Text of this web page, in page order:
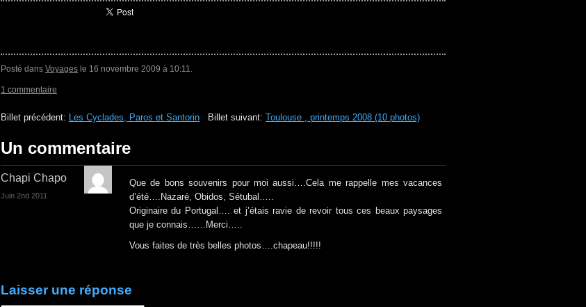
Posté dans Voyages le 16 novembre 2009 à 10:11.
1 commentaire
Billet précédent: Les Cyclades, Paros et Santorin Billet suivant: Toulouse , printemps 2008 (10 photos)
Un commentaire
Chapi Chapo
Juin 2nd 2011
Que de bons souvenirs pour moi aussi….Cela me rappelle mes vacances
d’été….Nazaré, Obidos, Sétubal…..
Originaire du Portugal…. et j’étais ravie de revoir tous ces beaux paysages
que je connais……Merci…..
Vous faites de très belles photos….chapeau!!!!!
Laisser une réponse